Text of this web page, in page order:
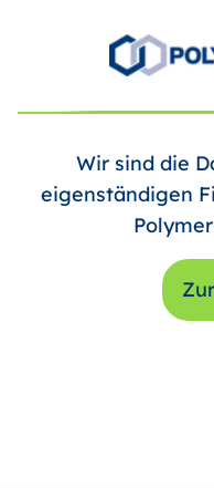
Wir sind die
eigenständigen